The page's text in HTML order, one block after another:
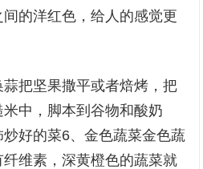
的洋红色，给人的感觉更
把坚果撒平或者焙烤，把
中，脚本到谷物和酸奶
好的菜6、金色蔬菜金色蔬
维素，深黄橙色的蔬菜就